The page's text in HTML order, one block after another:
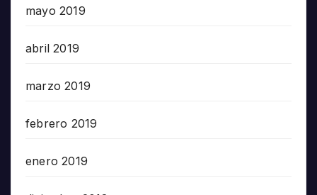
mayo 2019
abril 2019
marzo 2019
febrero 2019
enero 2019